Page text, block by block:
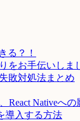
る？！
をお手伝いしま
敗対処法まとめ
React Nativeへの
導入する方法